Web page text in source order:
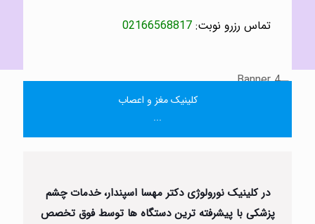
تماس رزرو نوبت: 02166568817
کلینیک مغز و اعصاب
...
در کلینیک نورولوژی دکتر مهسا اسپندار، خدمات چشم
پزشکی با پیشرفته ترین دستگاه ها توسط فوق تخصص